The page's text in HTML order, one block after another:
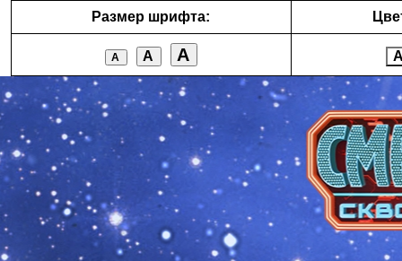
Размер шрифта:
А А А